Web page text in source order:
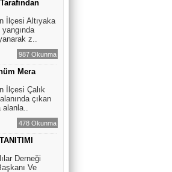
İlçesi Altıyaka
z..
987 Okunma
Mera
İlçesi Çalık
çıkan
478 Okunma
Derneği
Ve